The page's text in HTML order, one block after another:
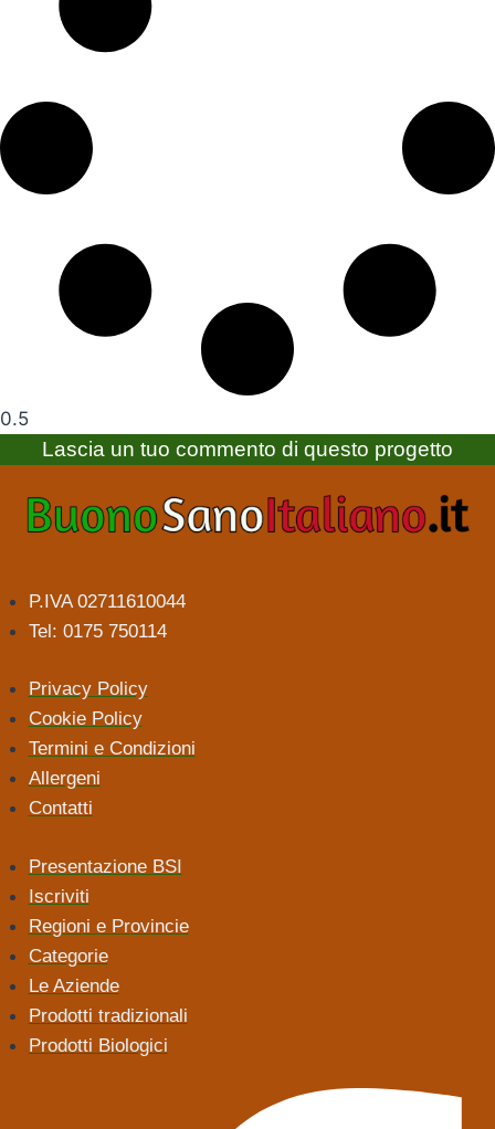
Lascia un tuo commento di questo progetto
P.IVA 02711610044
Tel: 0175 750114
Privacy Policy
Cookie Policy
Termini e Condizioni
Allergeni
Contatti
Presentazione BSI
Iscriviti
Regioni e Provincie
Categorie
Le Aziende
Prodotti tradizionali
Prodotti Biologici